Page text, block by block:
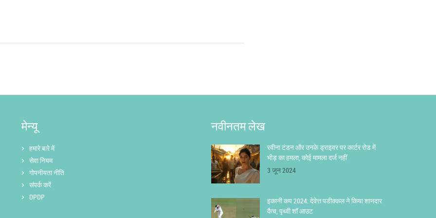
मेन्यू
हमारे बारे में
सेवा नियम
गोपनीयता नीति
संपर्क करें
DPDP
नवीनतम लेख
रवीना टंडन और उनके ड्राइवर पर कार्टर रोड में
भीड़ का हमला, कोई मामला दर्ज नहीं
3 जून 2024
इकानी कप 2024: देवेत्त पडीक्कल ने किया शानदार
कैच, पृथ्वी शॉ आउट